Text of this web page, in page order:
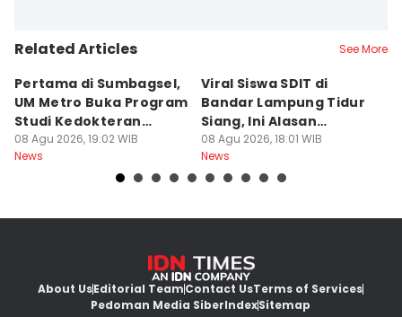
Related Articles See More
Pertama di Sumbagsel,
UM Metro Buka Program
Studi Kedokteran
Hewan
08 Agu 2026, 19:02 WIB
News
Viral Siswa SDIT di
Bandar Lampung Tidur
Siang, Ini Alasan
Sekolah
08 Agu 2026, 18:01 WIB
News
About UsEditorial TeamContact UsTerms of Services
Pedoman Media SiberIndexSitemap